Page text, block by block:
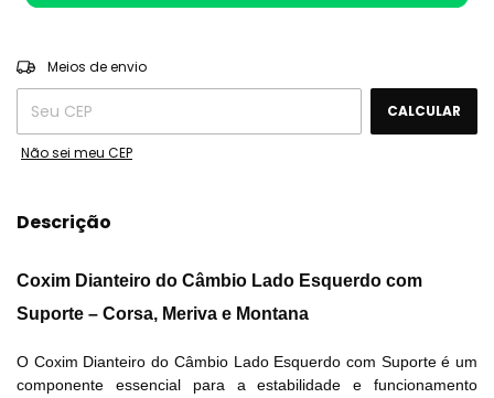
Entregas para o CEP:
Meios de envio
CALCULAR
Não sei meu CEP
Descrição
Coxim Dianteiro do Câmbio Lado Esquerdo com
Suporte – Corsa, Meriva e Montana
O Coxim Dianteiro do Câmbio Lado Esquerdo com Suporteé um
componente essencial para a estabilidade e funcionamento